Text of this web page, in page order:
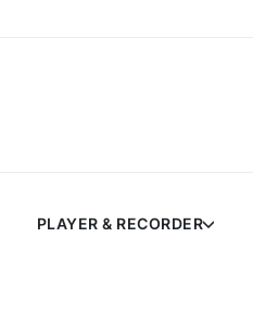
PLAYER & RECORDER